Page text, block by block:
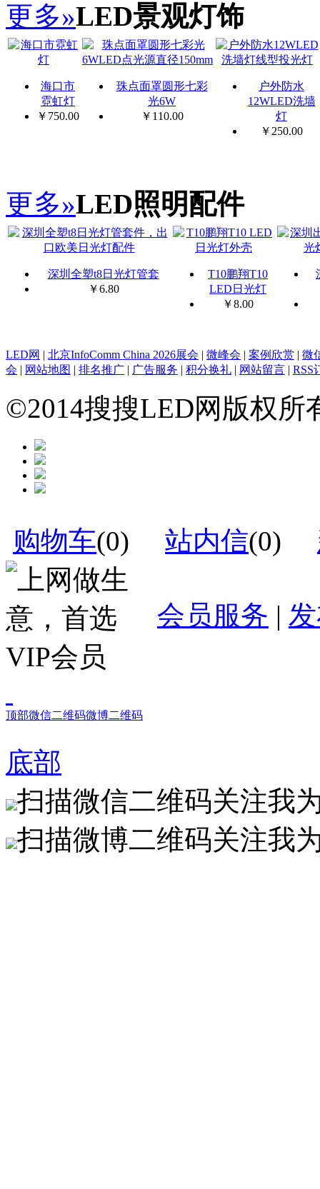
更多»LED景观灯饰
海口市
霓虹灯
￥ 750.00
珠点面罩圆形七彩
光6W
￥ 110.00
户外防水
12WLED洗墙
灯
￥250.00
更多»LED照明配件
深圳全塑t8日光灯管套
￥6.80
T10鹏翔T10
LED日光灯
￥8.00
LED网 北京InfoComm China 2026展会 微峰会 案例欣赏
微
会
网站地图 排名推广 广告服务 积分换礼 网站留言 RSS
©2014搜搜LED网版权
购物车(0) 站内信(0)
会员服务 |
顶部微信二维码微博二维码
底部
扫描微信二维码关注我
扫描微博二维码关注我